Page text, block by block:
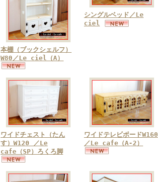
本棚（ブックシェルフ）
W80／Le ciel（A）
シングルベッド／Le
ciel
ワイドチェスト（たん
す）W120 ／Le
cafe（SP）ろくろ脚
ワイドテレビボードW160
／Le cafe（A-2）